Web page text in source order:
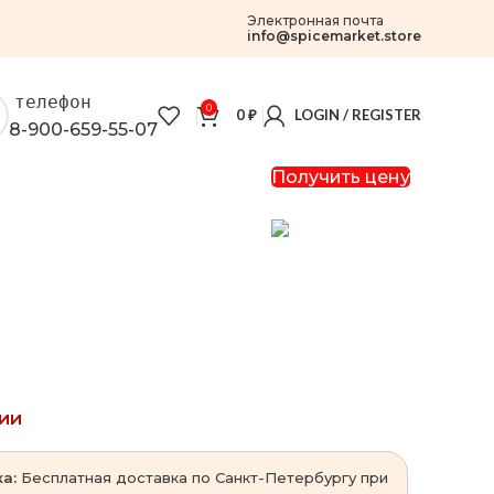
Электронная почта
info@spicemarket.store
телефон
8-900-659-55-07
0 0₽ LOGIN / REGISTER
Получить цену
Бесплатная доставка по Санкт-Петербургу при